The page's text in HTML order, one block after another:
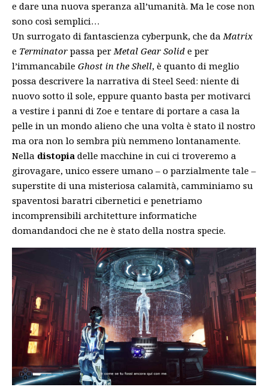
e dare una nuova speranza all’umanità. Ma le cose non
sono così semplici…
Un surrogato di fantascienza cyberpunk, che daMatrix
e Terminator passa perMetal Gear Solid e per
l’immancabile Ghost in the Shell, è quanto di meglio
possa descrivere la narrativa di Steel Seed: niente di
nuovo sotto il sole, eppure quanto basta per motivarci
a vestire i panni di Zoe e tentare di portare a casa la
pelle in un mondo alieno che una volta è stato il nostro
ma ora non lo sembra più nemmeno lontanamente.
Nella distopia delle macchine in cui ci troveremo a
girovagare, unico essere umano – o parzialmente tale –
superstite di una misteriosa calamità, camminiamo su
spaventosi baratri cibernetici e penetriamo
incomprensibili architetture informatiche
domandandoci che ne è stato della nostra specie.